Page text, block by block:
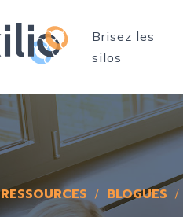
Brisez les
silos
RESSOURCES BLOGUES